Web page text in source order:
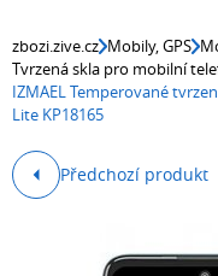
zbozi.zive.cz Mobily, GPS
Tvrzená skla pro mobilní
IZMAEL Temperované
Lite KP18165
Předchozí produkt